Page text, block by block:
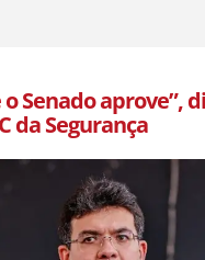
Senado aprove”,
da Segurança